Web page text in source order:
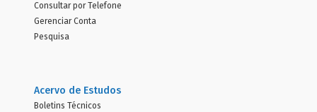
Consultar por Telefone
Gerenciar Conta
Pesquisa
Acervo de Estudos
Boletins Técnicos